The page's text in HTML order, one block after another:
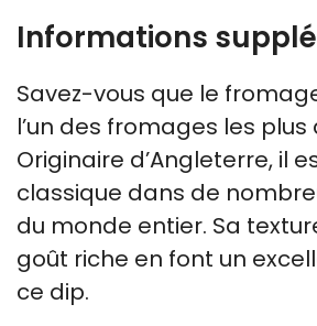
Informations
Savez-vous que le
l’un des fromages les plus
Originaire d’Angleterre, il
classique dans de
du monde entier. Sa
goût riche en font un
ce dip.